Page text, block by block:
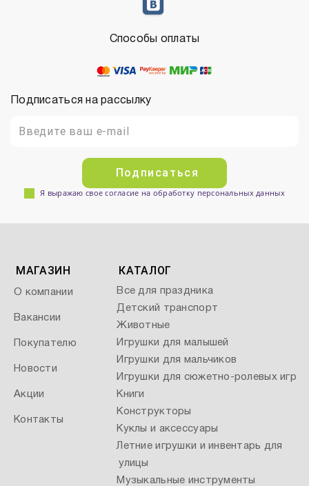
Подписаться на рассылку
Подписаться
Я выражаю свое согласие на обработку персональных данных
Способы оплаты
МАГАЗИН
О компании
Вакансии
Покупателю
Новости
Акции
Контакты
КАТАЛОГ
Все для праздника
Детский транспорт
Животные
Игрушки для малышей
Игрушки для мальчиков
Игрушки для сюжетно-ролевых игр
Книги
Конструкторы
Куклы и аксессуары
Летние игрушки и инвентарь для
улицы
Музыкальные инструменты